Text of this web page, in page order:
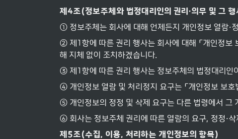
제 4조(정보주체와 법정대리인의 권리 ·의무 및 그 행
① 정보주체는 회사에 대해 언제든지 개인정보 열람·
② 제1항에 따른 권리 행사는 회사에 대해 「개인정보
해 지체 없이 조치하겠습니다.
③ 제1항에 따른 권리 행사는 정보주체의 법정대리인
④ 개인정보 열람 및 처리정지 요구는 「개인정보 보
⑤ 개인정보의 정정 및 삭제 요구는 다른 법령에서 그
⑥ 회사는 정보주체 권리에 따른 열람의 요구, 정정·
제 5조(수집, 이용, 처리하는 개인정보의 항목)